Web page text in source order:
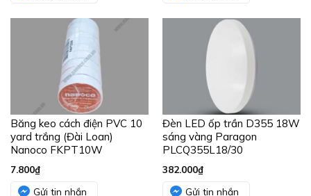
Băng keo cách điện PVC 10
yard trắng (Đài Loan)
Nanoco FKPT10W
7.800₫
Gửi tin nhắn
Đèn LED ốp trần D355 18W
sáng vàng Paragon
PLCQ355L18/30
382.000₫
Gửi tin nhắn